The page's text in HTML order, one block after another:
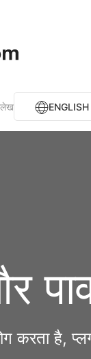
लेख ENGLISH
करता है,